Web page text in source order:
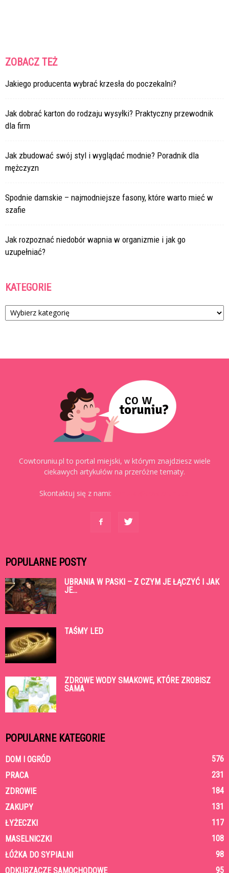
ZOBACZ TEŻ
Jakiego producenta wybrać krzesła do poczekalni?
Jak dobrać karton do rodzaju wysyłki? Praktyczny przewodnik
dla firm
Jak zbudować swój styl i wyglądać modnie? Poradnik dla
mężczyzn
Spodnie damskie – najmodniejsze fasony, które warto mieć w
szafie
Jak rozpoznać niedobór wapnia w organizmie i jak go
uzupełniać?
KATEGORIE
Kategorie
Cowtoruniu.pl to portal miejski, w którym znajdziesz wiele
ciekawych artykułów na przeróżne tematy.
Skontaktuj się z nami:
POPULARNE POSTY
UBRANIA W PASKI – Z CZYM JE ŁĄCZYĆ I JAK
JE...
TAŚMY LED
ZDROWE WODY SMAKOWE, KTÓRE ZROBISZ
SAMA
POPULARNE KATEGORIE
DOM I OGRÓD
576
PRACA
231
ZDROWIE
184
ZAKUPY
131
ŁYŻECZKI
117
MASELNICZKI
108
ŁÓŻKA DO SYPIALNI
98
ODKURZACZE SAMOCHODOWE
95